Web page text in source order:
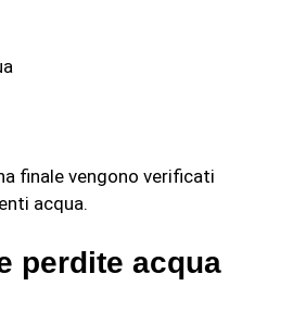
finale vengono verificati
acqua.
perdite acqua